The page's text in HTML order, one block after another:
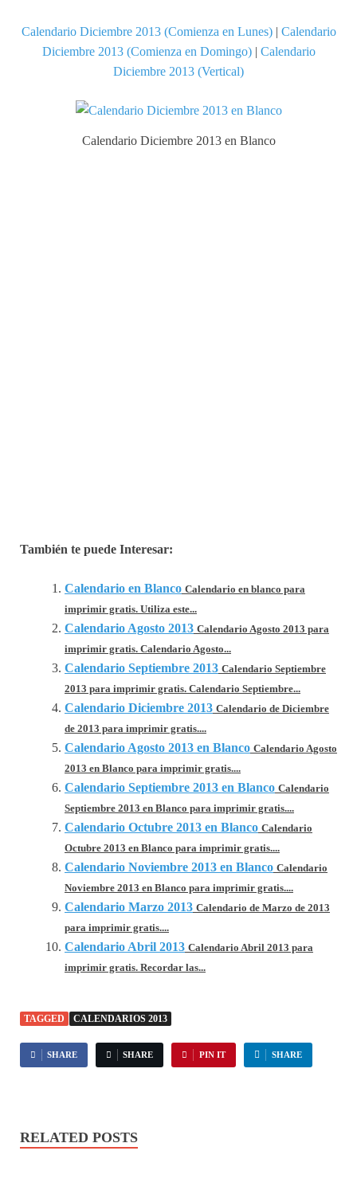
Calendario Diciembre 2013 (Comienza en Lunes)| Calendario
Diciembre 2013 (Comienza en Domingo)| Calendario
Diciembre 2013 (Vertical)
Calendario Diciembre 2013 en Blanco
También te puede Interesar:
Calendario en Blanco Calendario en blanco para
imprimir gratis. Utiliza este...
Calendario Agosto 2013 Calendario Agosto 2013 para
imprimir gratis. Calendario Agosto...
Calendario Septiembre 2013 Calendario Septiembre
2013 para imprimir gratis. Calendario Septiembre...
Calendario Diciembre 2013 Calendario de Diciembre
de 2013 para imprimir gratis....
Calendario Agosto 2013 en Blanco Calendario Agosto
2013 en Blanco para imprimir gratis....
Calendario Septiembre 2013 en Blanco Calendario
Septiembre 2013 en Blanco para imprimir gratis....
Calendario Octubre 2013 en Blanco Calendario
Octubre 2013 en Blanco para imprimir gratis....
Calendario Noviembre 2013 en Blanco Calendario
Noviembre 2013 en Blanco para imprimir gratis....
Calendario Marzo 2013 Calendario de Marzo de 2013
para imprimir gratis....
Calendario Abril 2013 Calendario Abril 2013 para
imprimir gratis. Recordar las...
TAGGED CALENDARIOS 2013
SHARE SHARE PIN IT SHARE
RELATED POSTS